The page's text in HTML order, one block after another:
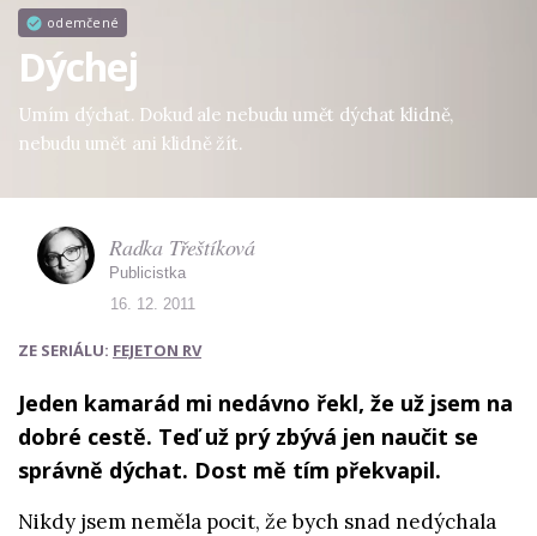
odemčené
Dýchej
Umím dýchat. Dokud ale nebudu umět dýchat klidně,
nebudu umět ani klidně žít.
ZE SERIÁLU: FEJETON RV
Jeden kamarád mi nedávno řekl, že už jsem na
dobré cestě. Teď už prý zbývá jen naučit se
správně dýchat. Dost mě tím překvapil.
Nikdy jsem neměla pocit, že bych snad nedýchala
Radka Třeštíková
Publicistka
16. 12. 2011